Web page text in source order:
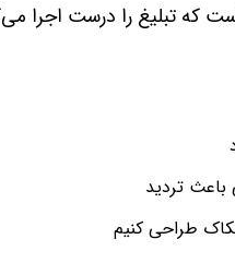
که تبلیغ را درست اجرا
تردید
طراحی کنیم